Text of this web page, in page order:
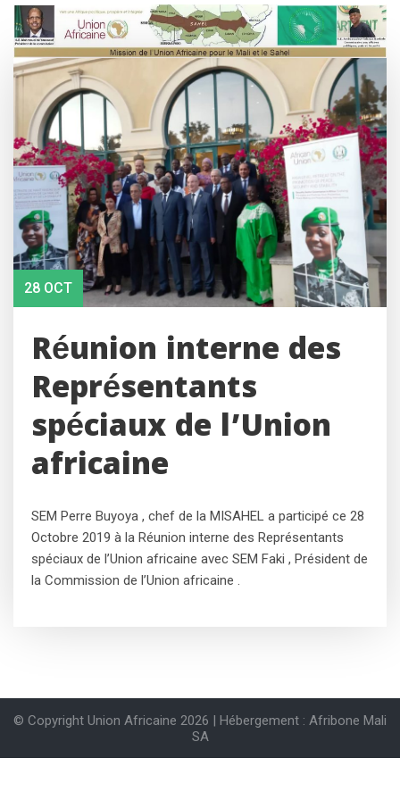
Skip
content
28 OCT
Réunion interne des
Représentants
spéciaux de l’Union
africaine
SEM Perre Buyoya , chef de la MISAHEL a participé ce 28
Octobre 2019 à la Réunion interne des Représentants
spéciaux de l’Union africaine avec SEM Faki , Président de
la Commission de l’Union africaine .
© Copyright Union Africaine 2026 | Hébergement : Afribone Mali
SA